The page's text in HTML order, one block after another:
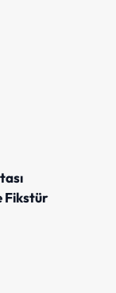
Fikstür